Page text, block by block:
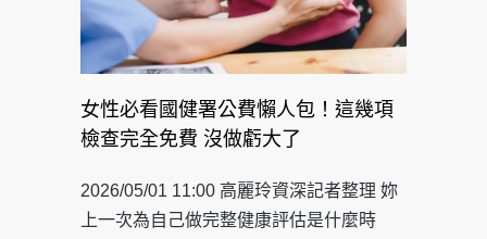
女性必看國健署公費懶人包！這幾項
檢查完全免費 沒做虧大了
2026/05/01 11:00 高麗玲資深記者整理 妳
上一次為自己做完整健康評估是什麼時